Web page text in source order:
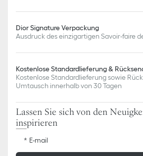
Dior Signature Verpackung
Ausdruck des einzigartigen Savoir-faire
Kostenlose Standardlieferung &
Kostenlose Standardlieferung sowie
Umtausch innerhalb von 30 Tagen
Lassen Sie sich von den
inspirieren
E-mail